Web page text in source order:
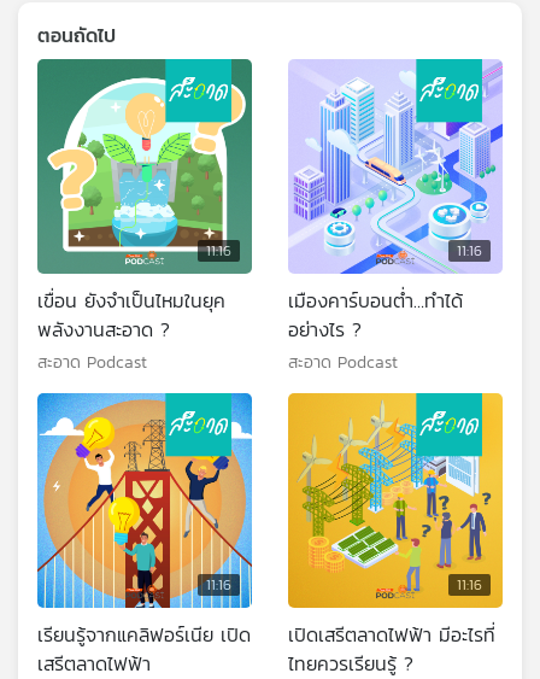
ตอนถัดไป
11:16
เขื่อน ยังจำเป็นไหมในยุค
พลังงานสะอาด ?
สะอาด Podcast
11:16
เมืองคาร์บอนต่ำ…ทำได้
อย่างไร ?
สะอาด Podcast
11:16
เรียนรู้จากแคลิฟอร์เนีย เปิด
เสรีตลาดไฟฟ้า
11:16
เปิดเสรีตลาดไฟฟ้า มีอะไรที่
ไทยควรเรียนรู้ ?